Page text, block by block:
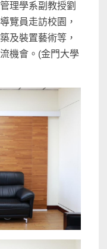
理學系副教授劉
覽員走訪校園，
及裝置藝術等，
機會。(金門大學